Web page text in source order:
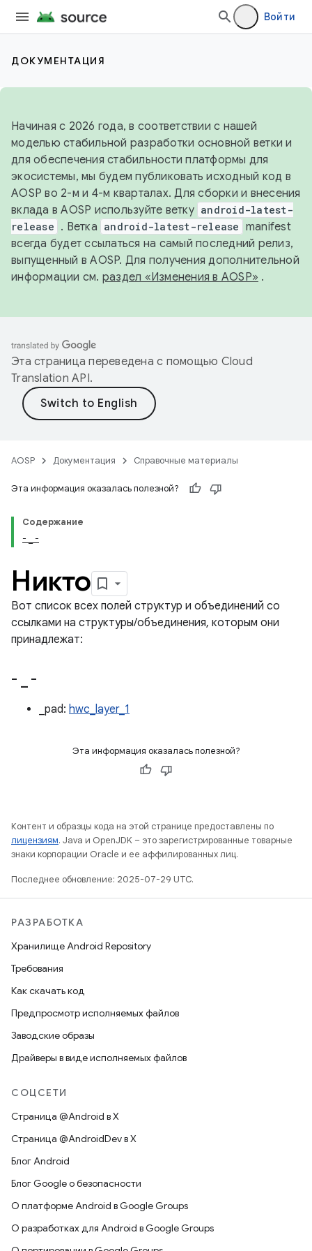
Войти
ДОКУМЕНТАЦИЯ
Начиная с 2026 года, в соответствии с нашей
моделью стабильной разработки основной ветки и
для обеспечения стабильности платформы для
экосистемы, мы будем публиковать исходный код в
AOSP во 2-м и 4-м кварталах. Для сборки и внесения
вклада в AOSP используйте ветку android-latest-
release . Ветка android-latest-release manifest
всегда будет ссылаться на самый последний релиз,
выпущенный в AOSP. Для получения дополнительной
информации см. раздел «Изменения в AOSP» .
Эта страница переведена с помощью Cloud
Translation API.
AOSP Документация Справочные материалы
Эта информация оказалась полезной?
Содержание
- _ -
Никто
Вот список всех полей структур и объединений со
ссылками на структуры/объединения, которым они
принадлежат:
- -
_pad: hwc_layer_1
Эта информация оказалась полезной?
Контент и образцы кода на этой странице предоставлены по
лицензиям. Java и OpenJDK – это зарегистрированные товарные
знаки корпорации Oracle и ее аффилированных лиц.
Последнее обновление: 2025-07-29 UTC.
РАЗРАБОТКА
Хранилище Android Repository
Требования
Как скачать код
Предпросмотр исполняемых файлов
Заводские образы
Драйверы в виде исполняемых файлов
СОЦСЕТИ
Страница @Android в X
Страница @AndroidDev в X
Блог Android
Блог Google о безопасности
О платформе Android в Google Groups
О разработках для Android в Google Groups